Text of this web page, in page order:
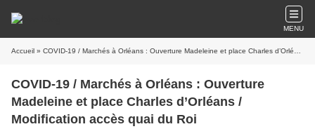
MENU
Accueil » COVID-19 / Marchés à Orléans : Ouverture Madeleine et place Charles d’Orléans / Modification accès quai du Roi
COVID-19 / Marchés à Orléans : Ouverture
Madeleine et place Charles d’Orléans /
Modification accès quai du Roi